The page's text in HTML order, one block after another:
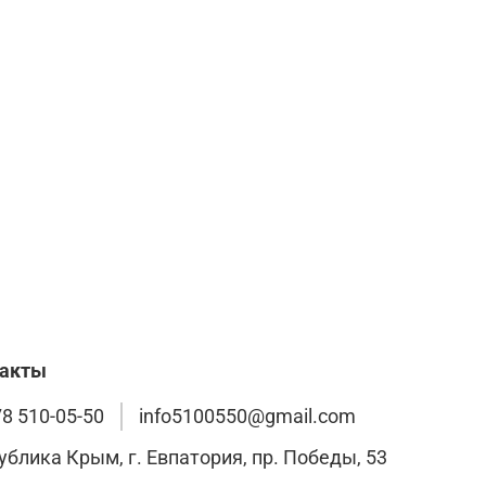
510-05-50
info5100550@gmail.com
Крым, г. Евпатория, пр. Победы, 53